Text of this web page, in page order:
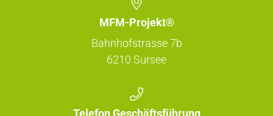
MFM-Projekt®
Bahnhofstrasse 7b
6210 Sursee
Telefon Geschäftsführung